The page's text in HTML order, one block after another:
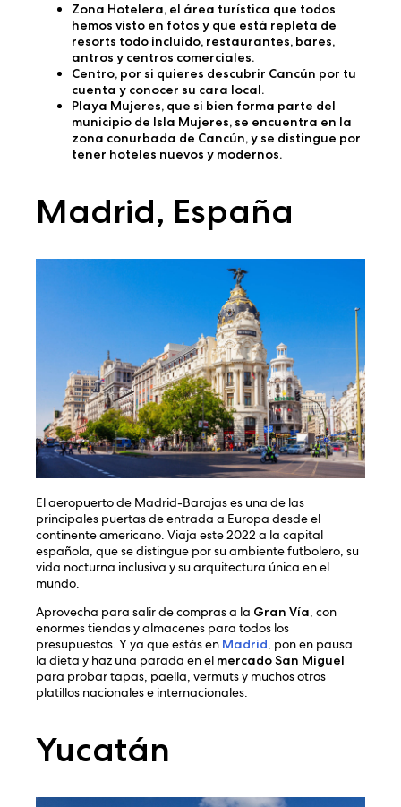
Zona Hotelera, el área turística que todos
hemos visto en fotos y que está repleta de
resorts todo incluido, restaurantes, bares,
antros y centros comerciales.
Centro, por si quieres descubrir Cancún por tu
cuenta y conocer su cara local.
Playa Mujeres, que si bien forma parte del
municipio de Isla Mujeres, se encuentra en la
zona conurbada de Cancún, y se distingue por
tener hoteles nuevos y modernos.
Madrid, España
El aeropuerto de Madrid-Barajas es una de las
principales puertas de entrada a Europa desde el
continente americano. Viaja este 2022 a la capital
española, que se distingue por su ambiente futbolero, su
vida nocturna inclusiva y su arquitectura única en el
mundo.
Aprovecha para salir de compras a la Gran Vía, con
enormes tiendas y almacenes para todos los
presupuestos. Y ya que estás en Madrid, pon en pausa
la dieta y haz una parada en el mercado San Miguel
para probar tapas, paella, vermuts y muchos otros
platillos nacionales e internacionales.
Yucatán